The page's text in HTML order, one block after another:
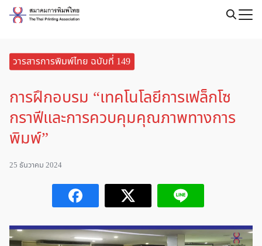
Skip
วารสารการพิมพ์ไทย ฉบับที่ 149
การฝึกอบรม “เทคโนโลยีการเฟล็กโซ
กราฟีและการควบคุมคุณภาพทางการ
พิมพ์”
25 ธันวาคม 2024